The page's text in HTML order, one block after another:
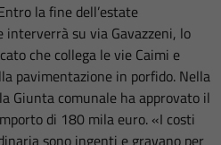
la fine dell’estate
interverrà su via Gavazzeni, lo
che collega le vie Caimi e
pavimentazione in porfido. Nella
Giunta comunale ha approvato il
di 180 mila euro. «I costi
sono ingenti e gravano per